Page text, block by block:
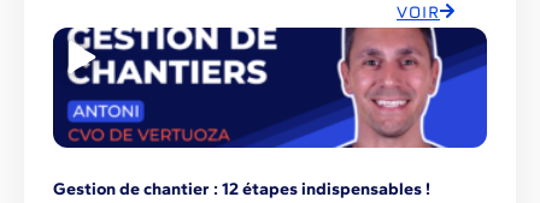
VOIR
Gestion de chantier : 12 étapes indispensables !